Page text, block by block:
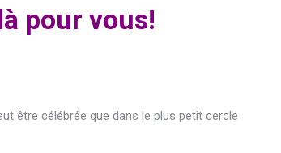
pour vous!
être célébrée que dans le plus petit cercle